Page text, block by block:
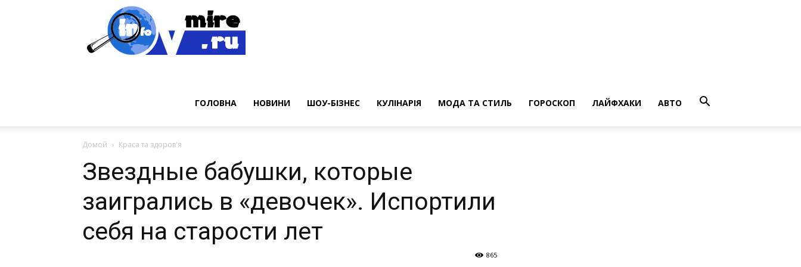
ГОЛОВНА НОВИНИ ШОУ-БІЗНЕС КУЛІНАРІЯ МОДА ТА СТИЛЬ ГОРОСКОП ЛАЙФХАКИ АВТО
Домой Краса та здоров'я
Звездные бабушки, которые
заигрались в «девочек». Испортили
себя на старости лет
865